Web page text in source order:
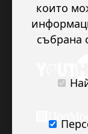
които
събрана